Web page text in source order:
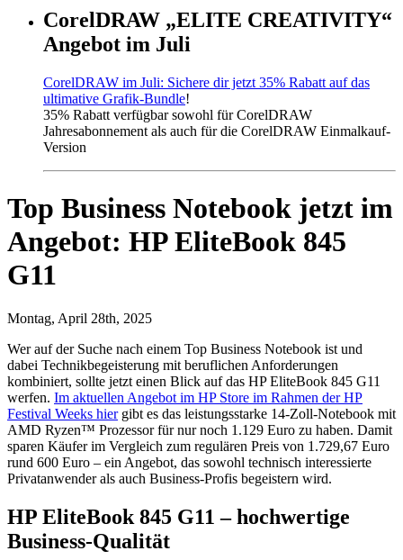
CorelDRAW „ELITE CREATIVITY“
Angebot im Juli
CorelDRAW im Juli: Sichere dir jetzt 35% Rabatt auf das
ultimative Grafik-Bundle!
35% Rabatt verfügbar sowohl für CorelDRAW
Jahresabonnement als auch für die CorelDRAW Einmalkauf-
Version
Top Business Notebook jetzt im
Angebot: HP EliteBook 845
G11
Montag, April 28th, 2025
Wer auf der Suche nach einem Top Business Notebook ist und
dabei Technikbegeisterung mit beruflichen Anforderungen
kombiniert, sollte jetzt einen Blick auf das HP EliteBook 845 G11
werfen. Im aktuellen Angebot im HP Store im Rahmen der HP
Festival Weeks hiergibt es das leistungsstarke 14-Zoll-Notebook mit
AMD Ryzen™ Prozessor für nur noch 1.129 Euro zu haben. Damit
sparen Käufer im Vergleich zum regulären Preis von 1.729,67 Euro
rund 600 Euro – ein Angebot, das sowohl technisch interessierte
Privatanwender als auch Business-Profis begeistern wird.
HP EliteBook 845 G11 – hochwertige
Business-Qualität